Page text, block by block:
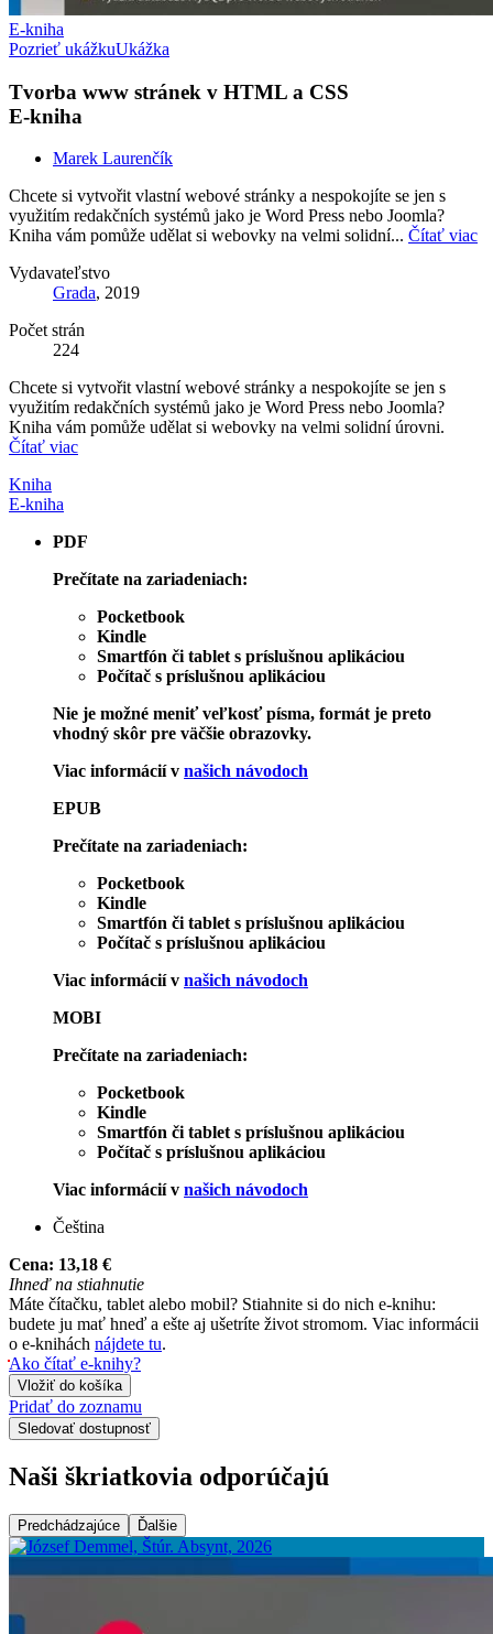
E-kniha
Pozrieť ukážkuUkážka
Tvorba www stránek v HTML a CSS
E-kniha
Marek Laurenčík
Chcete si vytvořit vlastní webové stránky a nespokojíte se jen s
využitím redakčních systémů jako je Word Press nebo Joomla?
Kniha vám pomůže udělat si webovky na velmi solidní... Čítať viac
Vydavateľstvo
Grada, 2019
Počet strán
224
Chcete si vytvořit vlastní webové stránky a nespokojíte se jen s
využitím redakčních systémů jako je Word Press nebo Joomla?
Kniha vám pomůže udělat si webovky na velmi solidní úrovni.
Čítať viac
Kniha
E-kniha
PDF
Prečítate na zariadeniach:
Pocketbook
Kindle
Smartfón či tablet s príslušnou aplikáciou
Počítač s príslušnou aplikáciou
Nie je možné meniť veľkosť písma, formát je preto
vhodný skôr pre väčšie obrazovky.
Viac informácií v našich návodoch
EPUB
Prečítate na zariadeniach:
Pocketbook
Kindle
Smartfón či tablet s príslušnou aplikáciou
Počítač s príslušnou aplikáciou
Viac informácií v našich návodoch
MOBI
Prečítate na zariadeniach:
Pocketbook
Kindle
Smartfón či tablet s príslušnou aplikáciou
Počítač s príslušnou aplikáciou
Viac informácií v našich návodoch
Čeština
Cena: 13,18 €
Ihneď na stiahnutie
Máte čítačku, tablet alebo mobil? Stiahnite si do nich e-knihu:
budete ju mať hneď a ešte aj ušetríte život stromom. Viac informácii
o e-knihách nájdete tu.
Ako čítať e-knihy?
Vložiť do košíka
Pridať do zoznamu
Sledovať dostupnosť
Naši škriatkovia odporúčajú
Predchádzajúce Ďalšie